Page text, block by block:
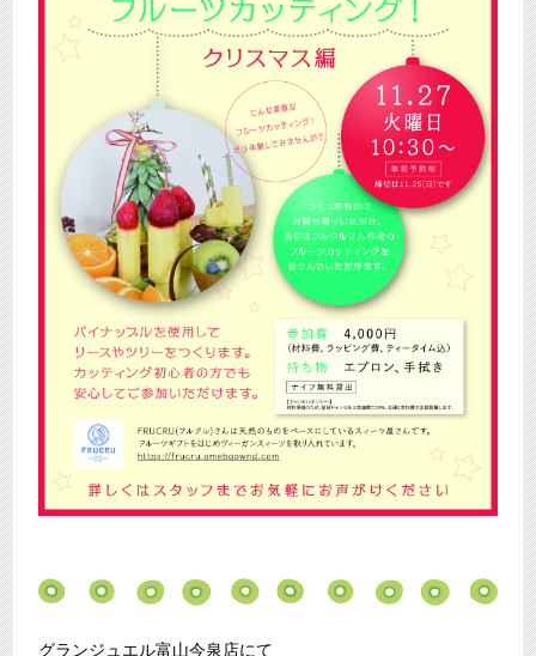
グランジュエル富山今泉店にて